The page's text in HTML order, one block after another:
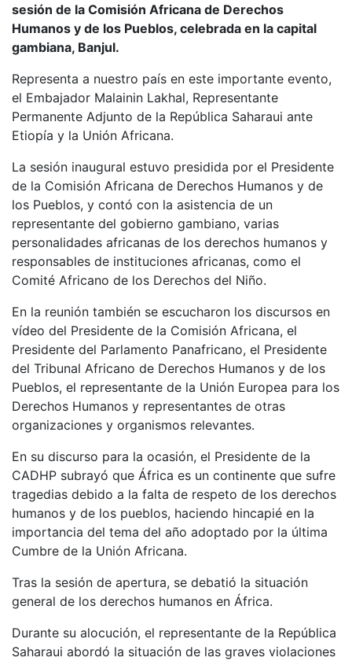
sesión de la Comisión Africana de Derechos
Humanos y de los Pueblos, celebrada en la capital
gambiana, Banjul.
Representa a nuestro país en este importante evento,
el Embajador Malainin Lakhal, Representante
Permanente Adjunto de la República Saharaui ante
Etiopía y la Unión Africana.
La sesión inaugural estuvo presidida por el Presidente
de la Comisión Africana de Derechos Humanos y de
los Pueblos, y contó con la asistencia de un
representante del gobierno gambiano, varias
personalidades africanas de los derechos humanos y
responsables de instituciones africanas, como el
Comité Africano de los Derechos del Niño.
En la reunión también se escucharon los discursos en
vídeo del Presidente de la Comisión Africana, el
Presidente del Parlamento Panafricano, el Presidente
del Tribunal Africano de Derechos Humanos y de los
Pueblos, el representante de la Unión Europea para los
Derechos Humanos y representantes de otras
organizaciones y organismos relevantes.
En su discurso para la ocasión, el Presidente de la
CADHP subrayó que África es un continente que sufre
tragedias debido a la falta de respeto de los derechos
humanos y de los pueblos, haciendo hincapié en la
importancia del tema del año adoptado por la última
Cumbre de la Unión Africana.
Tras la sesión de apertura, se debatió la situación
general de los derechos humanos en África.
Durante su alocución, el representante de la República
Saharaui abordó la situación de las graves violaciones